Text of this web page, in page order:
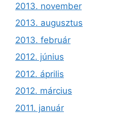
2013. november
2013. augusztus
2013. február
2012. június
2012. április
2012. március
2011. január